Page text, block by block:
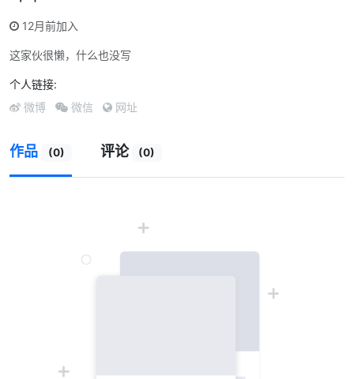
12月前加入
这家伙很懒，什么也没写
个人链接:
微博 微信 网址
作品 (0) 评论 (0)